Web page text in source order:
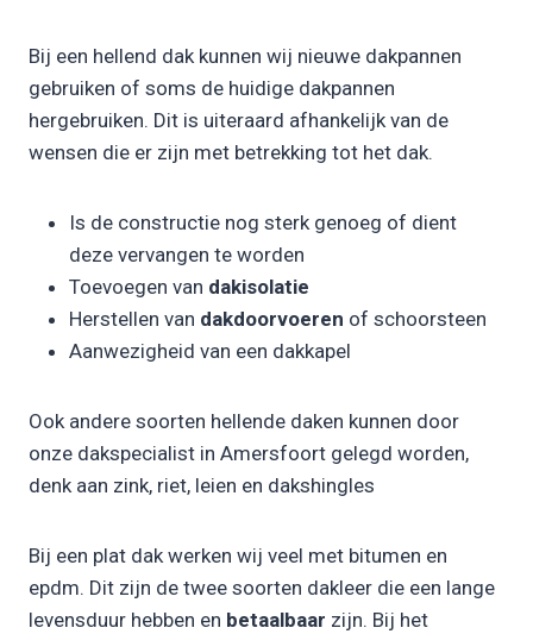
Bij een hellend dak kunnen wij nieuwe dakpannen
gebruiken of soms de huidige dakpannen
hergebruiken. Dit is uiteraard afhankelijk van de
wensen die er zijn met betrekking tot het dak.
Is de constructie nog sterk genoeg of dient
deze vervangen te worden
Toevoegen van dakisolatie
Herstellen van dakdoorvoeren of schoorsteen
Aanwezigheid van een dakkapel
Ook andere soorten hellende daken kunnen door
onze dakspecialist in Amersfoort gelegd worden,
denk aan zink, riet, leien en dakshingles
Bij een plat dak werken wij veel met bitumen en
epdm. Dit zijn de twee soorten dakleer die een lange
levensduur hebben en betaalbaar zijn. Bij het